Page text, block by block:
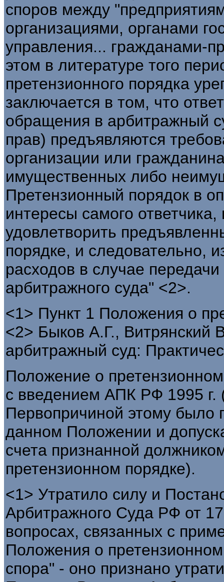
споров между
организациями, органами
управления... гражданами-
этом в литературе того
претензионного порядка
заключается в том, что
обращения в арбитражный
прав) предъявляются
организации или
имущественных либо
Претензионный порядок в
интересы самого ответчика,
удовлетворить
порядке, и следовательно,
расходов в случае
арбитражного суда" <2>.
<1> Пункт 1 Положения о
<2> Быков А.Г., Витрянский
арбитражный суд:
Положение о
с введением АПК РФ 1995 г.
Первопричиной этому было
данном Положении и
счета признанной
претензионном порядке).
<1> Утратило силу и
Арбитражного Суда РФ от
вопросах, связанных с
Положения о
спора" - оно признано